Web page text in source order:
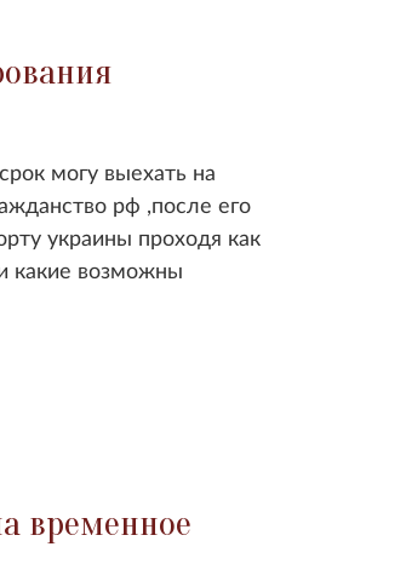
могу выехать на
рф ,после его
украины проходя как
какие возможны
временное